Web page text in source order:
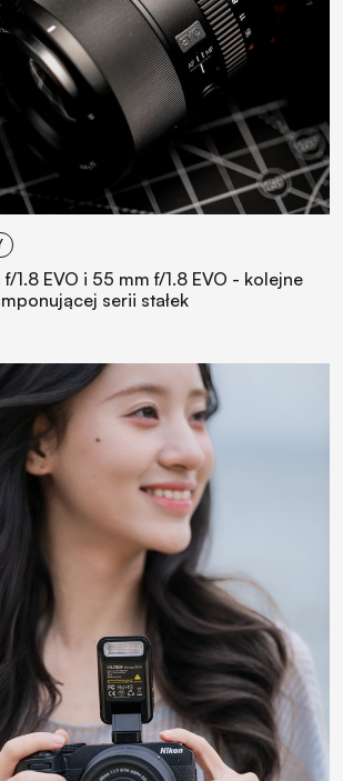
1.8 EVO i 55 mm f/1.8 EVO - kolejne
serii stałek